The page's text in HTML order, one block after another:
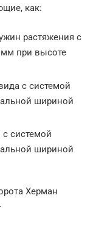
как:
растяжения с
при высоте
с системой
шириной
системой
шириной
Херман